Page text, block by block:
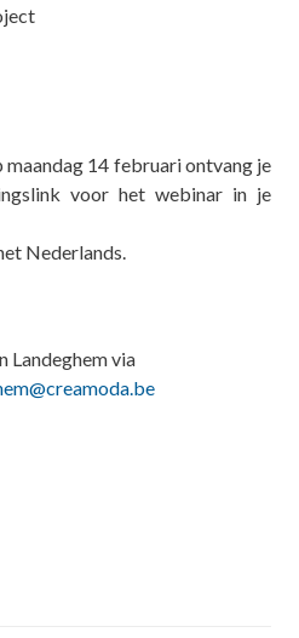
maandag 14 februari ontvang je
voor het webinar in je
Nederlands.
Landeghem via